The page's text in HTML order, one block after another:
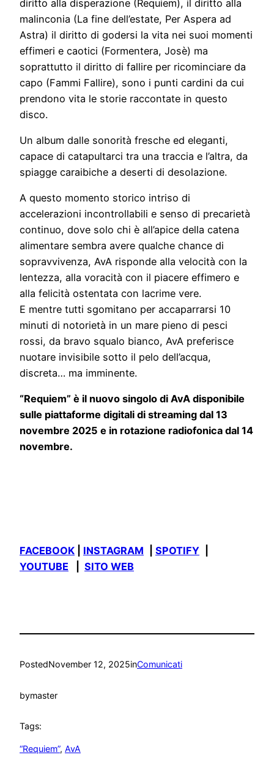
diritto alla disperazione (Requiem), il diritto alla
malinconia (La fine dell’estate, Per Aspera ad
Astra) il diritto di godersi la vita nei suoi momenti
effimeri e caotici (Formentera, Josè) ma
soprattutto il diritto di fallire per ricominciare da
capo (Fammi Fallire), sono i punti cardini da cui
prendono vita le storie raccontate in questo
disco.
Un album dalle sonorità fresche ed eleganti,
capace di catapultarci tra una traccia e l’altra, da
spiagge caraibiche a deserti di desolazione.
A questo momento storico intriso di
accelerazioni incontrollabili e senso di precarietà
continuo, dove solo chi è all’apice della catena
alimentare sembra avere qualche chance di
sopravvivenza, AvA risponde alla velocità con la
lentezza, alla voracità con il piacere effimero e
alla felicità ostentata con lacrime vere.
E mentre tutti sgomitano per accaparrarsi 10
minuti di notorietà in un mare pieno di pesci
rossi, da bravo squalo bianco, AvA preferisce
nuotare invisibile sotto il pelo dell’acqua,
discreta… ma imminente.
“Requiem” è il nuovo singolo di AvA disponibile
sulle piattaforme digitali di streaming dal 13
novembre 2025 e in rotazione radiofonica dal 14
novembre.
FACEBOOK INSTAGRAM SPOTIFY
YOUTUBE
SITO WEB
PostedNovember 12, 2025inComunicati
bymaster
Tags:
“Requiem”, AvA